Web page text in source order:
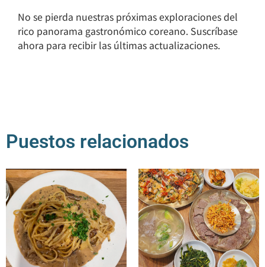
No se pierda nuestras próximas exploraciones del
rico panorama gastronómico coreano. Suscríbase
ahora para recibir las últimas actualizaciones.
Puestos relacionados